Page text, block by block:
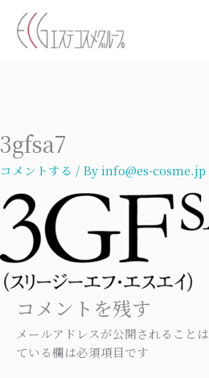
3gfsa7
コメントする / Byinfo@es-cosme.jp
コメントを残す
メールアドレスが公開されることは
ている欄は必須項目です